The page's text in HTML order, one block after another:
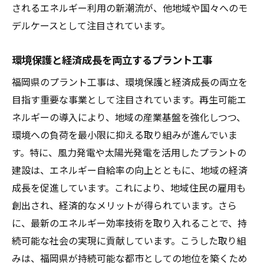
されるエネルギー利用の新潮流が、他地域や国々へのモ
デルケースとして注目されています。
環境保護と経済成長を両立するプラント工事
福岡県のプラント工事は、環境保護と経済成長の両立を
目指す重要な事業として注目されています。再生可能エ
ネルギーの導入により、地域の産業基盤を強化しつつ、
環境への負荷を最小限に抑える取り組みが進んでいま
す。特に、風力発電や太陽光発電を活用したプラントの
建設は、エネルギー自給率の向上とともに、地域の経済
成長を促進しています。これにより、地域住民の雇用も
創出され、経済的なメリットが得られています。さら
に、最新のエネルギー効率技術を取り入れることで、持
続可能な社会の実現に貢献しています。こうした取り組
みは、福岡県が持続可能な都市としての地位を築くため